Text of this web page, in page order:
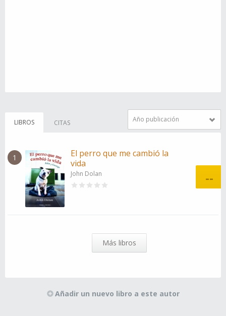
LIBROS CITAS Año publicación
1
El perro que me cambió la
vida
John Dolan --
Más libros
Añadir un nuevo libro a este autor